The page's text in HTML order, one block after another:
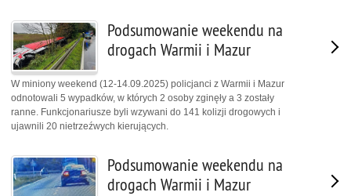
Podsumowanie weekendu na
drogach Warmii i Mazur
W miniony weekend (12-14.09.2025) policjanci z Warmii i Mazur
odnotowali 5 wypadków, w których 2 osoby zginęły a 3 zostały
ranne. Funkcjonariusze byli wzywani do 141 kolizji drogowych i
ujawnili 20 nietrzeźwych kierujących.
Podsumowanie weekendu na
drogach Warmii i Mazur